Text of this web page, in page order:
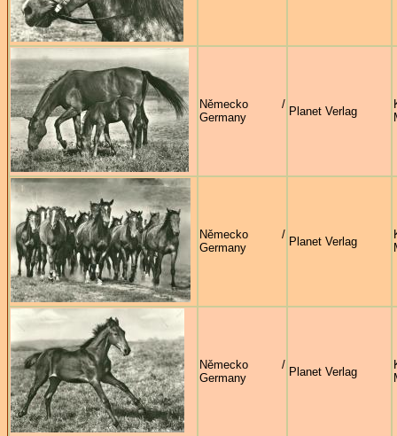
Německo /
Germany
Planet Verlag
Německo /
Germany
Planet Verlag
Německo /
Germany
Planet Verlag